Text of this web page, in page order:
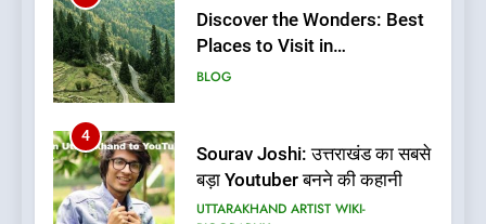
Places to Visit in
Uttarakhand
BLOG
बड़ा Youtuber बनने की कहानी
UTTARAKHAND ARTIST WIKI-
BIOGRAPHY